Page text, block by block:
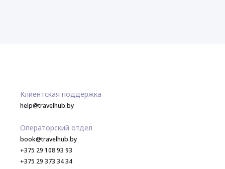
Клиентская поддержка
help@travelhub.by
Операторский отдел
book@travelhub.by
+375 29 108 93 93
+375 29 373 34 34